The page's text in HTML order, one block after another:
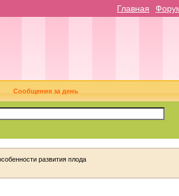
Главная
Сообщения за день
развития плода